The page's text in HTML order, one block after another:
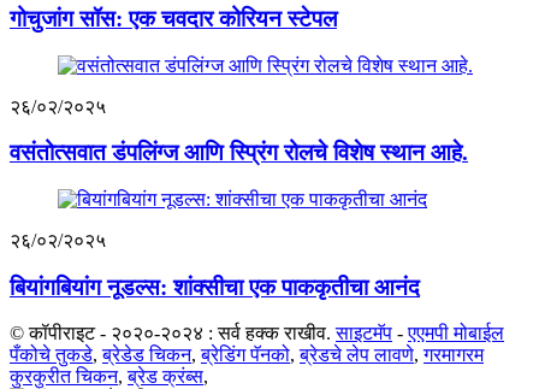
गोचुजांग सॉस: एक चवदार कोरियन स्टेपल
२६/०२/२०२५
वसंतोत्सवात डंपलिंग्ज आणि स्प्रिंग रोलचे विशेष स्थान आहे.
२६/०२/२०२५
बियांगबियांग नूडल्स: शांक्सीचा एक पाककृतीचा आनंद
© कॉपीराइट - २०२०-२०२४ : सर्व हक्क राखीव. साइटमॅप -एएमपी मोबाईल
पँकोचे तुकडे,ब्रेडेड चिकन,ब्रेडिंग पॅनको,ब्रेडचे लेप लावणे,गरमागरम
कुरकुरीत चिकन,ब्रेड क्रंब्स,